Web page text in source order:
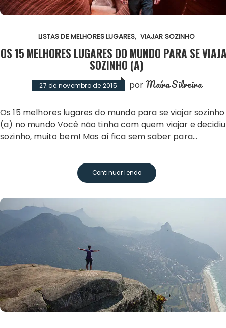
LISTAS DE MELHORES LUGARES VIAJAR SOZINHO
OS 15 MELHORES LUGARES DO MUNDO PARA SE
SOZINHO (A)
27 de novembro de 2015 por Maíra Silveira
Os 15 melhores lugares do mundo para se viajar sozinho
(a) no mundo Você não tinha com quem viajar e
sozinho, muito bem! Mas aí fica sem saber para…
Continuar lendo